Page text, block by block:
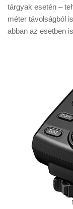
tárgyak esetén –
méter távolságból
abban az esetben